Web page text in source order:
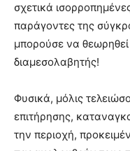
σχετικά
παράγοντες της
μπορούσε να
διαμεσολαβητής!
Φυσικά, μόλις
επιτήρησης,
την περιοχή,